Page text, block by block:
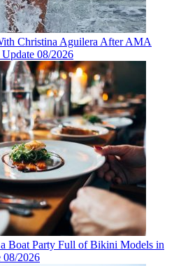
Christina Aguilera After AMA
08/2026
Boat Party Full of Bikini Models in
08/2026